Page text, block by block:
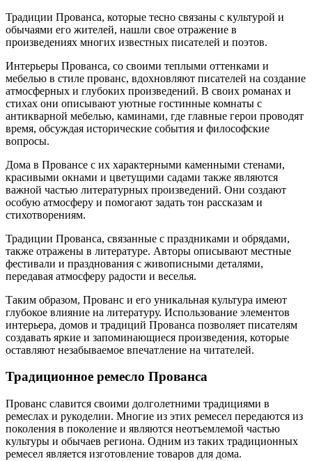
Традиции Прованса, которые тесно связаны с культурой и
обычаями его жителей, нашли свое отражение в
произведениях многих известных писателей и поэтов.
Интерьеры Прованса, со своими теплыми оттенками и
мебелью в стиле прованс, вдохновляют писателей на создание
атмосферных и глубоких произведений. В своих романах и
стихах они описывают уютные гостинные комнаты с
антикварной мебелью, каминами, где главные герои проводят
время, обсуждая исторические события и философские
вопросы.
Дома в Провансе с их характерными каменными стенами,
красивыми окнами и цветущими садами также являются
важной частью литературных произведений. Они создают
особую атмосферу и помогают задать тон рассказам и
стихотворениям.
Традиции Прованса, связанные с праздниками и обрядами,
также отражены в литературе. Авторы описывают местные
фестивали и празднования с живописными деталями,
передавая атмосферу радости и веселья.
Таким образом, Прованс и его уникальная культура имеют
глубокое влияние на литературу. Использование элементов
интерьера, домов и традиций Прованса позволяет писателям
создавать яркие и запоминающиеся произведения, которые
оставляют незабываемое впечатление на читателей.
Традиционное ремесло Прованса
Прованс славится своими долголетними традициями в
ремеслах и рукоделии. Многие из этих ремесел передаются из
поколения в поколение и являются неотъемлемой частью
культуры и обычаев региона. Одним из таких традиционных
ремесел является изготовление товаров для дома.